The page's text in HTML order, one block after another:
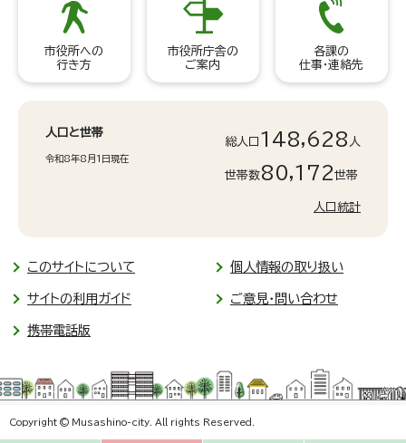
市役所への
行き方
市役所庁舎の
ご案内
各課の
仕事・連絡先
人口と世帯
令和8年8月1日現在
総人口 148,628 人
世帯数80,172世帯
人口統計
このサイトについて 個人情報の取り扱い
サイトの利用ガイド ご意見・問い合わせ
携帯電話版
Copyright © Musashino-city. All rights Reserved.